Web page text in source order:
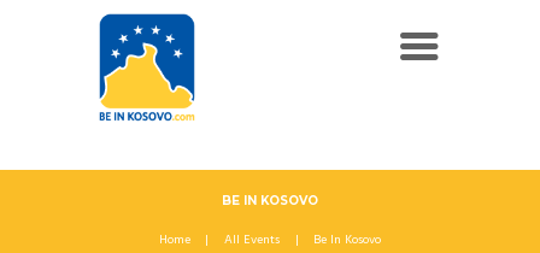
BE IN KOSOVO
Home All Events Be In Kosovo